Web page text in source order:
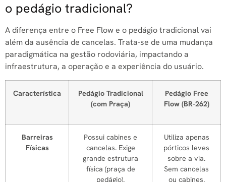
o pedágio tradicional?
A diferença entre o Free Flow e o pedágio tradicional vai
além da ausência de cancelas. Trata-se de uma mudança
paradigmática na gestão rodoviária, impactando a
infraestrutura, a operação e a experiência do usuário.
Característica
Pedágio Tradicional
(com Praça)
Pedágio Free
Flow (BR-262)
Barreiras
Físicas
Possui cabines e
cancelas. Exige
grande estrutura
física (praça de
pedágio).
Utiliza apenas
pórticos leves
sobre a via.
Sem cancelas
ou cabines.